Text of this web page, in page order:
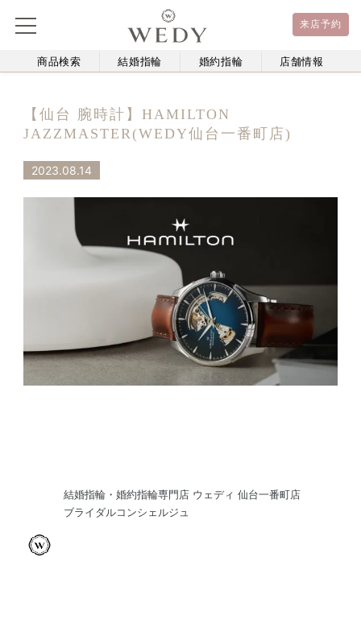
来店予約
商品検索 結婚指輪 婚約指輪 店舗情報
【仙台 腕時計】HAMILTON
JAZZMASTER(WEDY仙台一番町店)
2023.08.14
結婚指輪・婚約指輪専門店 ウェディ 仙台一番町店
ブライダルコンシェルジュ